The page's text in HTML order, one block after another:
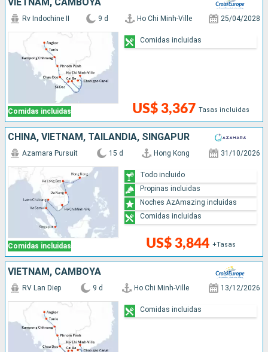
VIETNAM, CAMBOYA
Comidas incluidas
Rv Indochine II 9 d Ho Chi Minh-Ville 25/04/2028
US$ 3,367 Tasas incluidas
Comidas incluidas
CHINA, VIETNAM, TAILANDIA, SINGAPUR
Comidas incluidas
Azamara Pursuit 15 d Hong Kong 31/10/2026
US$ 3,844 +Tasas
Todo incluido
Propinas incluidas
Noches AzAmazing incluidas
Comidas incluidas
VIETNAM, CAMBOYA
RV Lan Diep 9 d Ho Chi Minh-Ville 13/12/2026
Comidas incluidas